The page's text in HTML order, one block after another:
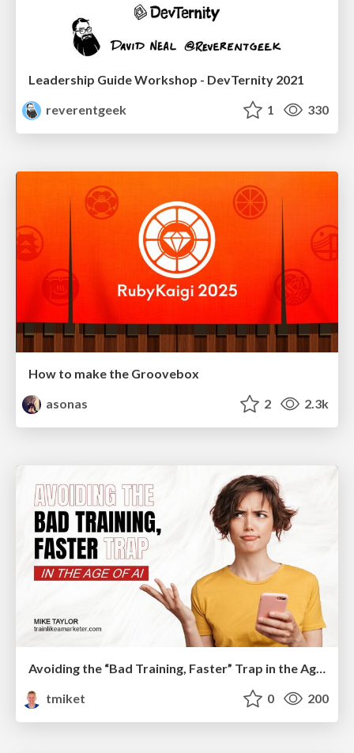
Leadership Guide Workshop - DevTernity 2021
reverentgeek
1 330
How to make the Groovebox
asonas
2 2.3k
tmiket
0 200